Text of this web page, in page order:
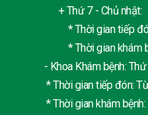
+ Thứ 7 - Chủ nhật:
* Thời gian tiếp
* Thời gian khám
- Khoa Khám bệnh:
* Thời gian tiếp đón:
* Thời gian khám bệnh: